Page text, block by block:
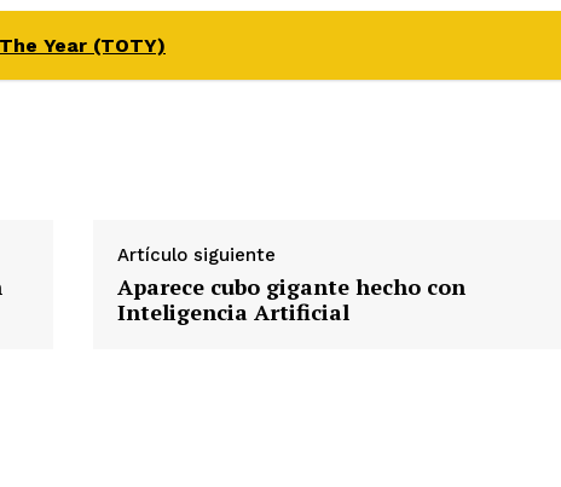
Year (TOTY)
Artículo siguiente
Aparece cubo gigante hecho con
Inteligencia Artificial